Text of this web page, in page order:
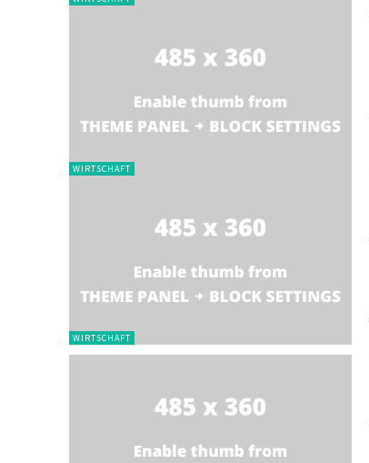
WIRTSCHAFT
WIRTSCHAFT